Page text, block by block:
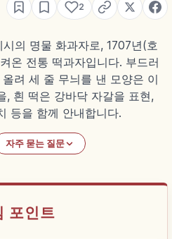
2
의 명물 화과자로, 1707년(호
온 전통 떡과자입니다. 부드러
려 세 줄 무늬를 낸 모양은 이
, 흰 떡은 강바닥 자갈을 표현,
등을 함께 안내합니다.
자주 묻는 질문
포인트